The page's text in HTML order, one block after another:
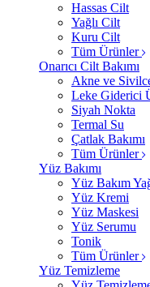
Hassas Cilt
Yağlı Cilt
Kuru Cilt
Tüm Ürünler
Onarıcı Cilt Bakımı
Akne ve
Leke Giderici
Siyah Nokta
Termal Su
Çatlak Bakımı
Tüm Ürünler
Yüz Bakımı
Yüz Bakım
Yüz Kremi
Yüz Maskesi
Yüz Serumu
Tonik
Tüm Ürünler
Yüz Temizleme